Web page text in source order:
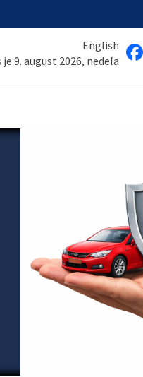
English
je 9. august 2026, nedeľa